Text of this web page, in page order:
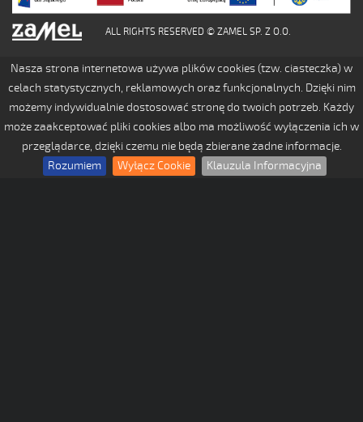
ALL RIGHTS RESERVED © ZAMEL SP. Z O.O.
Nasza strona internetowa używa plików cookies (tzw. ciasteczka) w
celach statystycznych, reklamowych oraz funkcjonalnych. Dzięki nim
możemy indywidualnie dostosować stronę do twoich potrzeb. Każdy
może zaakceptować pliki cookies albo ma możliwość wyłączenia ich w
przeglądarce, dzięki czemu nie będą zbierane żadne informacje.
Rozumiem
Wyłącz Cookie Klauzula Informacyjna